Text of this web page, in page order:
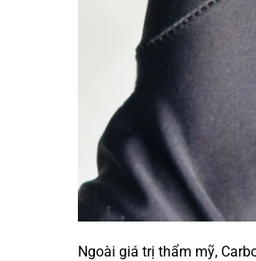
Ngoài giá trị thẩm mỹ,